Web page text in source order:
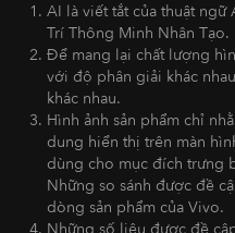
AI là viết tắt của thuật
Trí Thông Minh Nhân Tạo.
Để mang lại chất lượng
với độ phân giải khác
khác nhau.
Hình ảnh sản phẩm chỉ
dung hiển thị trên màn
dùng cho mục đích trưng
Những so sánh được đề
dòng sản phẩm của Vivo.